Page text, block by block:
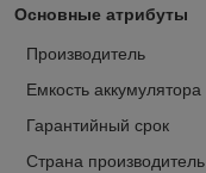
Основные атрибуты
Производитель
Емкость аккумулятора
Гарантийный срок
Страна производитель